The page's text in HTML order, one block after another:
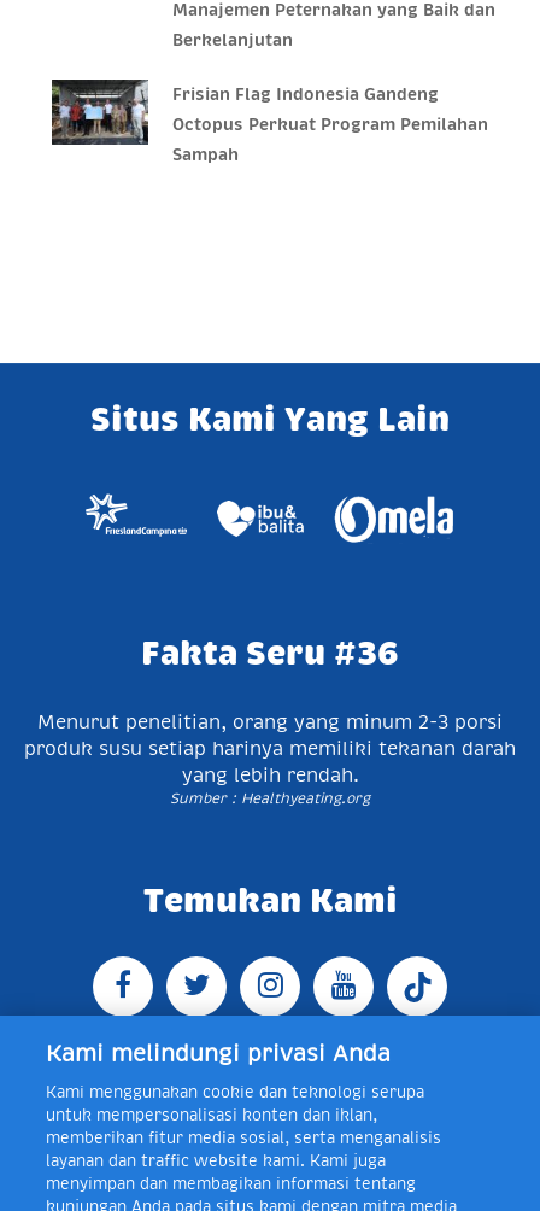
Manajemen Peternakan yang Baik dan
Berkelanjutan
Frisian Flag Indonesia Gandeng
Octopus Perkuat Program Pemilahan
Sampah
Situs Kami Yang Lain
Fakta Seru #36
Menurut penelitian, orang yang minum 2-3 porsi
produk susu setiap harinya memiliki tekanan darah
yang lebih rendah.
Sumber : Healthyeating.org
Temukan Kami
Jl. Raya Bogor KM 5, Pasar Rebo, Jakarta Timur,
Indonesia 13760
Telp +62 21 8410945 | PO BOX
4074 Jakarta 13760 Indonesia
Toll Free Layanan Peduli Frisian Flag 0-80018-21-406;
Senin - Jumat, 08:00 - 16:30 WIB, E-mail:
Kami melindungi privasi Anda
Kami menggunakan cookie dan teknologi serupa
untuk mempersonalisasi konten dan iklan,
memberikan fitur media sosial, serta menganalisis
layanan dan traffic website kami. Kami juga
menyimpan dan membagikan informasi tentang
kunjungan Anda pada situs kami dengan mitra media